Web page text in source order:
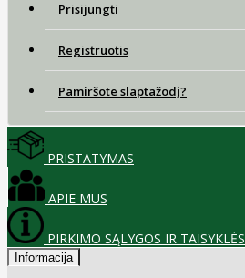
Prisijungti
Registruotis
Pamiršote slaptažodį?
PRISTATYMAS
APIE MUS
PIRKIMO SĄLYGOS IR TAISYKLĖS
Informacija